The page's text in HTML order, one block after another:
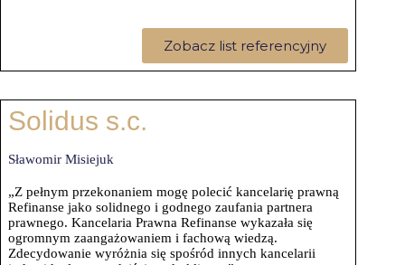
Zobacz list referencyjny
Solidus s.c.
Sławomir Misiejuk
„Z pełnym przekonaniem mogę polecić kancelarię prawną
Refinanse jako solidnego i godnego zaufania partnera
prawnego. Kancelaria Prawna Refinanse wykazała się
ogromnym zaangażowaniem i fachową wiedzą.
Zdecydowanie wyróżnia się spośród innych kancelarii